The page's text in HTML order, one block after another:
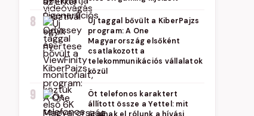
8
Új taggal bővült a KiberPajzs
program: A One
Magyarország elsőként
csatlakozott a
telekommunikációs vállalatok
közül
9
Öt telefonos karaktert
állított össze a Yettel: mit